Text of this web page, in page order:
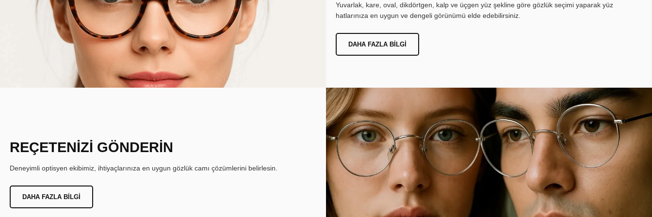
Yuvarlak, kare, oval, dikdörtgen, kalp ve üçgen yüz şekline göre gözlük seçimi yaparak yüz
hatlarınıza en uygun ve dengeli görünümü elde edebilirsiniz.
DAHA FAZLA BILGI
REÇETENİZİ GÖNDERİN
Deneyimli optisyen ekibimiz, ihtiyaçlarınıza en uygun gözlük camı çözümlerini belirlesin.
DAHA FAZLA BILGI